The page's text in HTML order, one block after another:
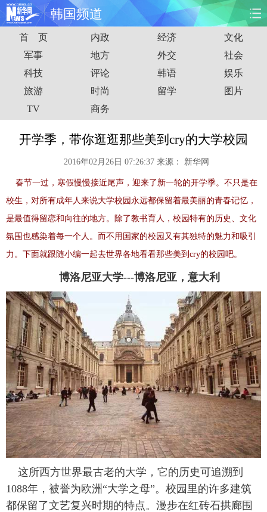
韩国频道
首页 时政 国际 财经
娱乐 体育 人事 教育
时尚 思客
港澳 台湾 华人 汽车
能源 房产
图片 视频 彩票 食品
旅游 健康 信息化 数据
金融 公益 军事 无人机
新华电视中文 新华电视英文 返回PC
首 页 内政 经济
文化
军事
地方 外交
社会
科技
评论 韩语
娱乐
旅游
时尚 留学
图片
TV
商务
开学季，带你逛逛那些美到cry的大学校园
2016年02月26日 07:26:37 来源： 新华网
春节一过，寒假慢慢接近尾声，迎来了新一轮的开学季。不只是在
校生，对所有成年人来说大学校园永远都保留着最美丽的青春记忆，
是最值得留恋和向往的地方。除了教书育人，校园特有的历史、文化
氛围也感染着每一个人。而不用国家的校园又有其独特的魅力和吸引
力。下面就跟随小编一起去世界各地看看那些美到cry的校园吧。
博洛尼亚大学---博洛尼亚，意大利
这所西方世界最古老的大学，它的历史可追溯到
1088年，被誉为欧洲“大学之母”。校园里的许多建筑
都保留了文艺复兴时期的特点。漫步在红砖石拱廊围